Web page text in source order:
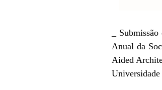
_
Anual da
Aided